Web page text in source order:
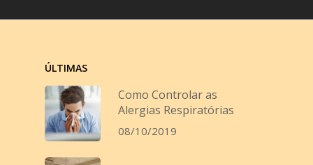
ÚLTIMAS
Como Controlar as
Alergias Respiratórias
08/10/2019